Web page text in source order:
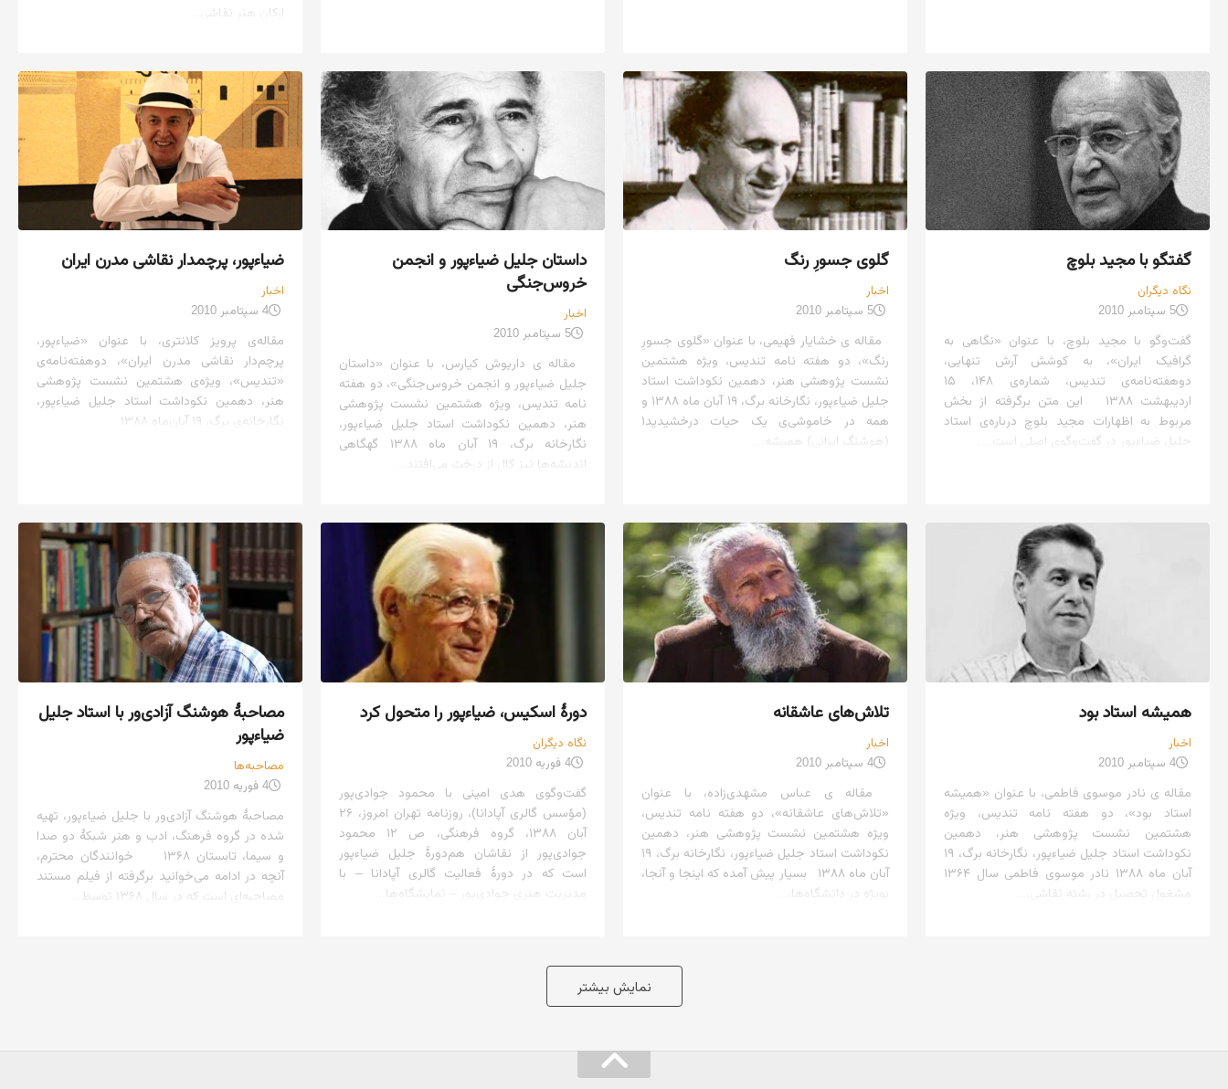
ارکان هنر نقاشی...
گفتگو با مجید بلوچ
نگاه دیگران
5 سپتامبر 2010
گفت‌وگو با مجید بلوچ، با عنوان «نگاهی به
گرافیک ایران»، به کوشش آرش تنهایی،
دو‌هفته‌نامه‌ی تندیس، شماره‌ی ۱۴۸، ۱۵
اردیبهشت ۱۳۸۸ این متن برگرفته از بخش
مربوط به اظهارات مجید بلوچ درباره‌ی استاد
جلیل ضیاءپور در گفت‌وگوی اصلی است....
گلوی جسورِ رنگ
اخبار
5 سپتامبر 2010
مقاله ی خشایار فهیمی، با عنوان «گلوی جسورِ
رنگ»، دو هفته نامه تندیس، ویژه هشتمین
نشست پژوهشی هنر، دهمین نکوداشت استاد
جلیل ضیاءپور، نگارخانه برگ، ۱۹ آبان ماه ۱۳۸۸ و
همه در خاموشی‌ی یک حیات درخشیدید۱
(هوشنگ ایرانی) همیشه...
داستان جلیل ضیاءپور و انجمن
خروس‌جنگی
اخبار
5 سپتامبر 2010
مقاله ی داریوش کیارس، با عنوان «داستان
جلیل ضیاءپور و انجمن خروس‌جنگی»، دو هفته
نامه تندیس، ویژه هشتمین نشست پژوهشی
هنر، دهمین نکوداشت استاد جلیل ضیاءپور،
نگارخانه برگ، ۱۹ آبان ماه ۱۳۸۸ گهگاهی
اندیشه‌ها نیز کال از درخت می‌افتند....
ضیاءپور، پرچمدار نقاشی مدرن ایران
اخبار
4 سپتامبر 2010
مقاله‌ی پرویز کلانتری، با عنوان «ضیاءپور،
پرچم‌دار نقاشی مدرن ایران»، دو‌هفته‌نامه‌ی
«تندیس»، ویژه‌ی هشتمین نشست پژوهشی
هنر، دهمین نکو‌داشت استاد جلیل ضیاءپور،
نگارخانه‌ی برگ، ۱۹ آبان‌ماه ۱۳۸۸
همیشه استاد بود
اخبار
4 سپتامبر 2010
مقاله ی نادر موسوی فاطمی، با عنوان «همیشه
استاد بود»، دو هفته نامه تندیس، ویژه
هشتمین نشست پژوهشی هنر، دهمین
نکوداشت استاد جلیل ضیاءپور، نگارخانه برگ، ۱۹
آبان ماه ۱۳۸۸ نادر موسوی فاطمی سال ۱۳۶۴
مشغول تحصیل در رشته نقاشی،...
تلاش‌های عاشقانه
اخبار
4 سپتامبر 2010
مقاله ی عباس مشهدی‌زاده، با عنوان
«تلاش‌های عاشقانه»، دو هفته نامه تندیس،
ویژه هشتمین نشست پژوهشی هنر، دهمین
نکوداشت استاد جلیل ضیاءپور، نگارخانه برگ، ۱۹
آبان ماه ۱۳۸۸ بسیار پیش آمده که اینجا و آنجا،
بویژه در دانشگاه‌ها،...
دورهٔ اسکیس، ضیاءپور را متحول کرد
نگاه دیگران
4 فوریه 2010
گفت‌وگوی هدی امینی با محمود جوادی‌پور
(مؤسس گالری آپادانا)، روزنامه تهران امروز، ۲۶
آبان ۱۳۸۸، گروه فرهنگی، ص ۱۲ محمود
جوادی‌پور از نقاشان هم‌دورهٔ جلیل ضیاءپور
است که در دورهٔ فعالیت گالری آپادانا – با
مدیریت هنری جوادی‌پور – نمایشگاه‌ها...
مصاحبهٔ هوشنگ آزادی‌ور با استاد جلیل
ضیاءپور
مصاحبه‌ها
4 فوریه 2010
مصاحبهٔ هوشنگ آزادی‌ور با جلیل ضیاءپور، تهیه
شده در گروه فرهنگ، ادب و هنر شبکهٔ دو صدا
و سیما، تابستان ۱۳۶۸ خوانندگان محترم،
آنچه در ادامه می‌خوانید برگرفته از فیلم مستند
مصاحبه‌ای است که در سال ۱۳۶۸ توسط...
نمایش بیشتر